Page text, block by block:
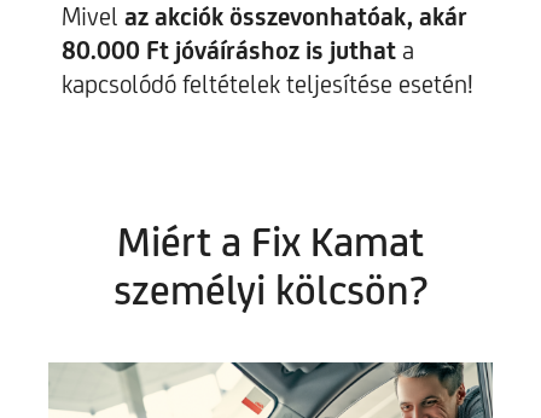
Mivel az akciók összevonhatóak, akár
80.000 Ft jóváíráshoz is juthat a
kapcsolódó feltételek teljesítése esetén!
Miért a Fix Kamat
személyi kölcsön?